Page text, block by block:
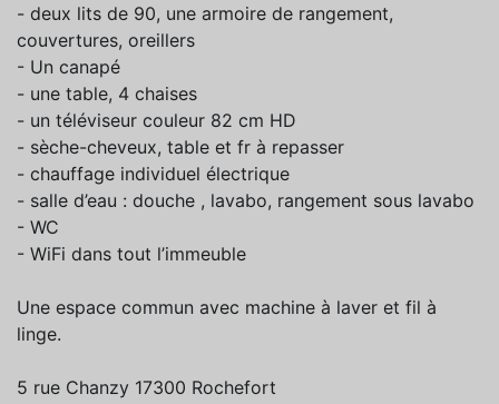
- deux lits de 90, une armoire de rangement,
couvertures, oreillers
- Un canapé
- une table, 4 chaises
- un téléviseur couleur 82 cm HD
- sèche-cheveux, table et fr à repasser
- chauffage individuel électrique
- salle d’eau : douche , lavabo, rangement sous lavabo
- WC
- WiFi dans tout l’immeuble
Une espace commun avec machine à laver et fil à
linge.
5 rue Chanzy 17300 Rochefort